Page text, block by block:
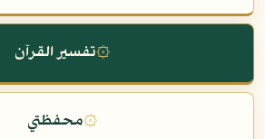
۞تفسير القرآن
۞محفظتي